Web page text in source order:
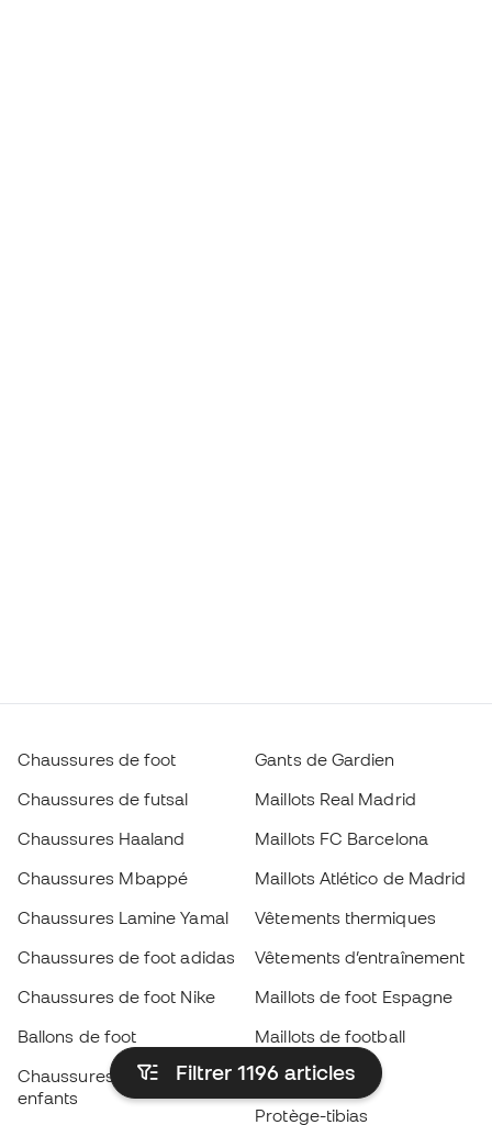
Filtrer 1196 articles
Chaussures de foot
Chaussures de futsal
Chaussures Haaland
Chaussures Mbappé
Chaussures Lamine Yamal
Chaussures de foot adidas
Chaussures de foot Nike
Ballons de foot
Chaussures de foot pour
enfants
Gants de Gardien
Maillots Real Madrid
Maillots FC Barcelona
Maillots Atlético de Madrid
Vêtements thermiques
Vêtements d’entraînement
Maillots de foot Espagne
Maillots de football
Imperméables
Protège-tibias